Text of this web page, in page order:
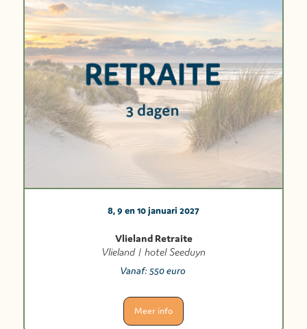
8, 9 en 10 januari 2027
Vlieland Retraite
Vlieland | hotel Seeduyn
Vanaf: 550 euro
Meer info